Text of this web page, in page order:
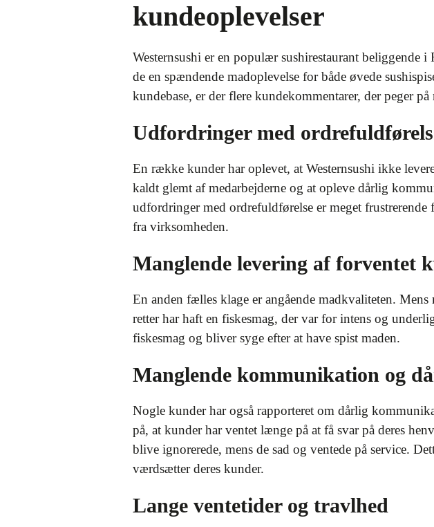
kundeoplevelser
Westernsushi er en populær sushirestaurant beliggende
de en spændende madoplevelse for både øvede
kundebase, er der flere kundekommentarer, der peger
Udfordringer med
En række kunder har oplevet, at Westernsushi ikke
kaldt glemt af medarbejderne og at opleve dårlig
udfordringer med ordrefuldførelse er meget
fra virksomheden.
Manglende levering af forventet
En anden fælles klage er angående madkvaliteten.
retter har haft en fiskesmag, der var for intens og
fiskesmag og bliver syge efter at have spist maden.
Manglende kommunikation og
Nogle kunder har også rapporteret om dårlig
på, at kunder har ventet længe på at få svar på deres
blive ignorerede, mens de sad og ventede på service.
værdsætter deres kunder.
Lange ventetider og travlhed